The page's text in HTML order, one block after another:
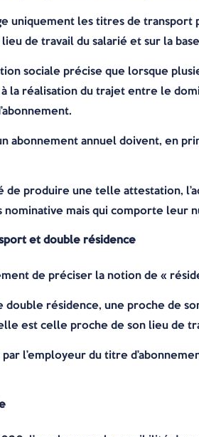
uniquement les titres de
de travail du salarié et sur la
sociale précise que lorsque
la réalisation du trajet entre le
abonnement annuel doivent, en
de produire une telle attestation,
nominative mais qui comporte leur
et double résidence
de préciser la notion de «
double résidence, une proche de
est celle proche de son lieu de
l’employeur du titre